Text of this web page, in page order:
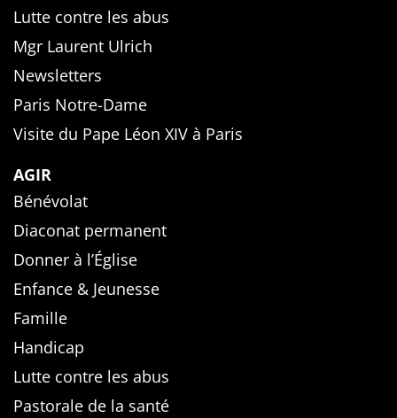
Lutte contre les abus
Mgr Laurent Ulrich
Newsletters
Paris Notre-Dame
Visite du Pape Léon XIV à Paris
AGIR
Bénévolat
Diaconat permanent
Donner à l’Église
Enfance & Jeunesse
Famille
Handicap
Lutte contre les abus
Pastorale de la santé